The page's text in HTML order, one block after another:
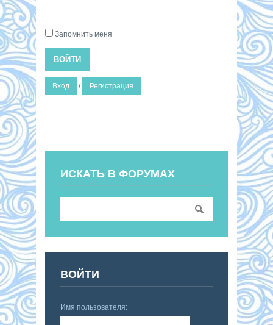
Запомнить меня
ВОЙТИ
Вход / Регистрация
ИСКАТЬ В ФОРУМАХ
ВОЙТИ
Имя пользователя: